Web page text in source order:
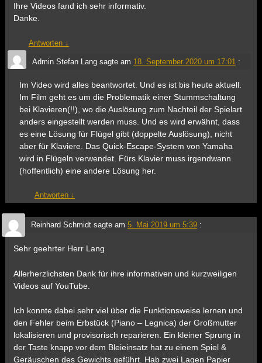
Ihre Videos fand ich sehr informativ.
Danke.
Antworten ↓
Admin Stefan Langsagte am 18. September 2020 um 17:01 :
Im Video wird alles beantwortet. Und es ist bis heute aktuell.
Im Film geht es um die Problematik einer Stummschaltung
bei Klavieren(!!), wo die Auslösung zum Nachteil der Spielart
anders eingestellt werden muss. Und es wird erwähnt, dass
es eine Lösung für Flügel gibt (doppelte Auslösung), nicht
aber für Klaviere. Das Quick-Escape-System von Yamaha
wird in Flügeln verwendet. Fürs Klavier muss irgendwann
(hoffentlich) eine andere Lösung her.
Antworten ↓
Reinhard Schmidtsagte am 5. Mai 2019 um 5:39 :
Sehr geehrter Herr Lang
Allerherzlichsten Dank für ihre informativen und kurzweiligen
Videos auf YouTube.
Ich konnte dabei sehr viel über die Funktionsweise lernen und
den Fehler beim Erbstück (Piano – Legnica) der Großmutter
lokalisieren und provisorisch reparieren. Ein kleiner Sprung in
der Taste knapp vor dem Bleieinsatz hat zu einem Spiel &
Geräuschen des Gewichts geführt. Hab zwei Lagen Papier